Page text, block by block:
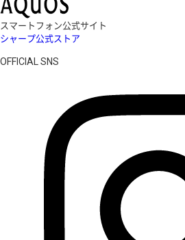
スマートフォン公式サイト
シャープ公式ストア
OFFICIAL SNS